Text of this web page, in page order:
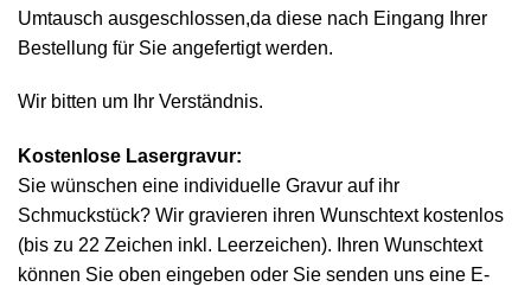
Umtausch ausgeschlossen,da diese nach Eingang Ihrer
Bestellung für Sie angefertigt werden.
Wir bitten um Ihr Verständnis.
Kostenlose Lasergravur:
Sie wünschen eine individuelle Gravur auf ihr
Schmuckstück? Wir gravieren ihren Wunschtext kostenlos
(bis zu 22 Zeichen inkl. Leerzeichen). Ihren Wunschtext
können Sie oben eingeben oder Sie senden uns eine E-